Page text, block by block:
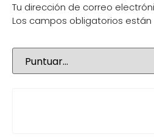
Tu dirección de correo
Los campos obligatorios